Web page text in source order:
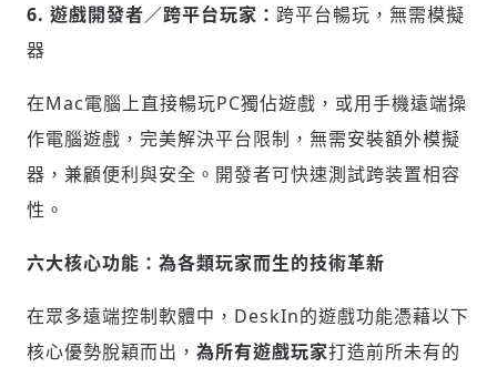
6. 遊戲開發者／跨平台玩家： 跨平台暢玩，無需模擬
器
在Mac電腦上直接暢玩PC獨佔遊戲，或用手機遠端操
作電腦遊戲，完美解決平台限制，無需安裝額外模擬
器，兼顧便利與安全。開發者可快速測試跨装置相容
性。
六大核心功能：為各類玩家而生的技術革新
在眾多遠端控制軟體中，DeskIn的遊戲功能憑藉以下
核心優勢脫穎而出， 為所有遊戲玩家打造前所未有的